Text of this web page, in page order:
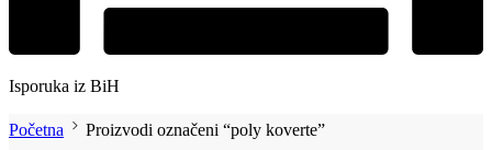
Isporuka iz BiH
Početna Proizvodi označeni “poly koverte”